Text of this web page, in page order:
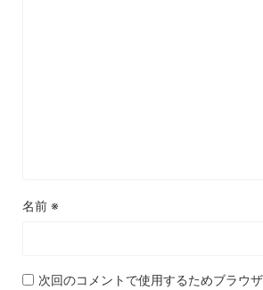
名前 ※
次回のコメントで使用するためブラウ